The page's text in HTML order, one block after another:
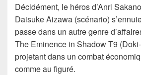
Décidément, le héros d’Anri
Daisuke Aizawa (scénario)
passe dans un autre genre
The Eminence in Shadow T9
projetant dans un combat
comme au figuré.